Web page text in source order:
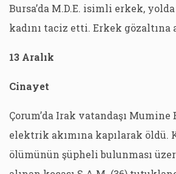
Bursa’da M.D.E. isimli erkek,
kadını taciz etti. Erkek gözaltına
13 Aralık
Cinayet
Çorum’da Irak vatandaşı Mumine
elektrik akımına kapılarak öldü.
ölümünün şüpheli bulunması